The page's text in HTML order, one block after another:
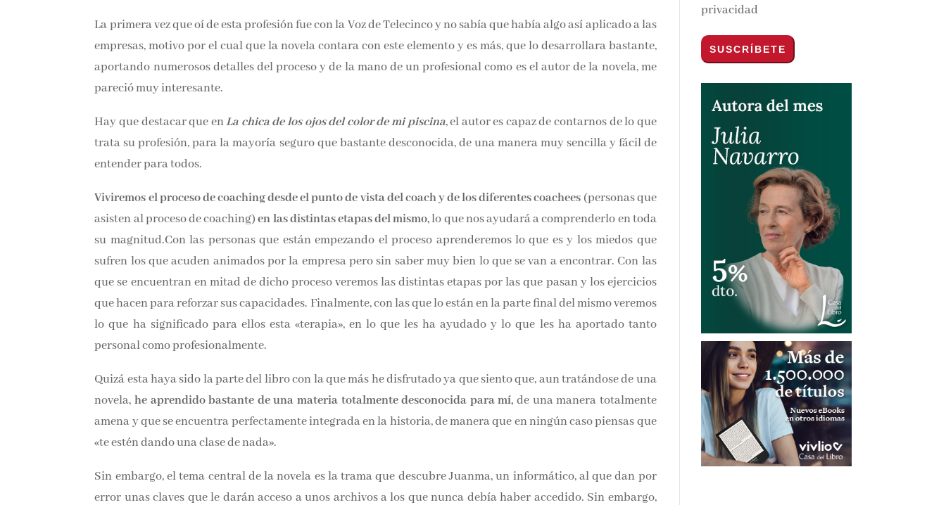
La primera vez que oí de esta profesión fue con la Voz de Telecinco y no sabía que había algo así aplicado a
las empresas, motivo por el cual que la novela contara con este elemento y es más, que lo desarrollara
bastante, aportando numerosos detalles del proceso y de la mano de un profesional como es el autor de la
novela, me pareció muy interesante.
Hay que destacar que enLa chica de los ojos del color de mi piscina, el autor es capaz de contarnos de lo que
trata su profesión, para la mayoría seguro que bastante desconocida, de una manera muy sencilla y fácil de
entender para todos.
Viviremos el proceso de coaching desde el punto de vista del coach y de los diferentes coachees(personas
que asisten al proceso de coaching)en las distintas etapas del mismo,lo que nos ayudará a comprenderlo en
toda su magnitud.Con las personas que están empezando el proceso aprenderemos lo que es y los miedos
que sufren los que acuden animados por la empresa pero sin saber muy bien lo que se van a encontrar. Con
las que se encuentran en mitad de dicho proceso veremos las distintas etapas por las que pasan y los
ejercicios que hacen para reforzar sus capacidades. Finalmente, con las que lo están en la parte final del
mismo veremos lo que ha significado para ellos esta «terapia», en lo que les ha ayudado y lo que les ha
aportado tanto personal como profesionalmente.
Quizá esta haya sido la parte del libro con la que más he disfrutado ya que siento que, aun tratándose de
una novela,he aprendido bastante de una materia totalmente desconocida para mí,de una manera
totalmente amena y que se encuentra perfectamente integrada en la historia, de manera que en ningún caso
piensas que «te estén dando una clase de nada».
Sin embargo, el tema central de la novela es la trama que descubre Juanma, un informático, al que dan por
error unas claves que le darán acceso a unos archivos a los que nunca debía haber accedido. Sin embargo,
privacidad
Por favor, acepta lostérminos y